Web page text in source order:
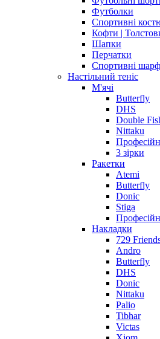
Футболки
Спортивні
Кофти |
Шапки
Перчатки
Спортивні
Настільний теніс
М'ячі
Butterfly
DHS
Double
Nittaku
3 зірки
Ракетки
Atemi
Butterfly
Donic
Stiga
Накладки
729
Andro
Butterfly
DHS
Donic
Nittaku
Palio
Tibhar
Victas